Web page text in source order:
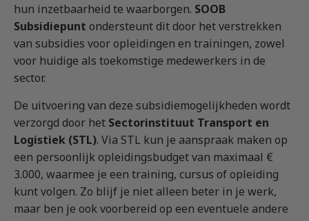
SOOB subsidie bij
DON opleidingen!
Lees meer...
hun inzetbaarheid te waarborgen. SOOB
Subsidiepunt ondersteunt dit door het verstrekken
van subsidies voor opleidingen en trainingen, zowel
voor huidige als toekomstige medewerkers in de
sector.
De uitvoering van deze subsidiemogelijkheden wordt
verzorgd door het Sectorinstituut Transport en
Logistiek (STL). Via STL kun je aanspraak maken op
een persoonlijk opleidingsbudget van maximaal €
3.000, waarmee je een training, cursus of opleiding
kunt volgen. Zo blijf je niet alleen beter in je werk,
maar ben je ook voorbereid op een eventuele andere